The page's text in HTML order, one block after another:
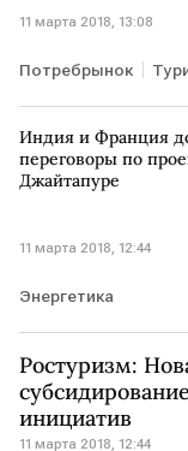
11 марта 2018, 13:08
Потребрынок
Индия и Франция
переговоры по
Джайтапуре
11 марта 2018, 12:44
Энергетика
Ростуризм:
инициатив
11 марта 2018, 12:44